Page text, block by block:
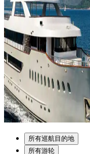
所有巡航目的地
所有游轮